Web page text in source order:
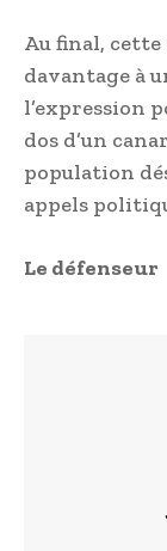
Au final,
davantage à
l’expression
dos d’un
population
appels
Le défenseur